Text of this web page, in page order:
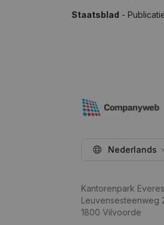
Staatsblad -
Nederlands
Kantorenpark
Leuvensesteenweg
1800 Vilvoorde